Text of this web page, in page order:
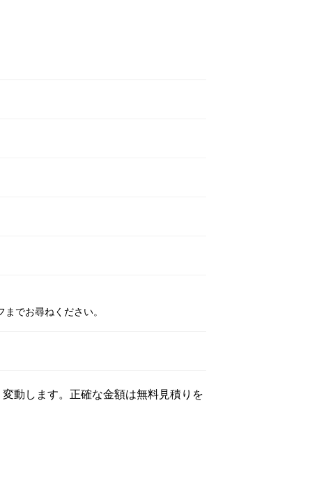
でお尋ねください。
動します。正確な金額は無料見積りを